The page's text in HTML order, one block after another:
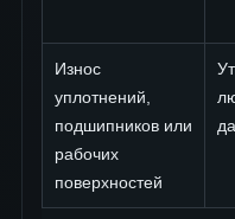
Износ
уплотнений,
подшипников или
рабочих
поверхностей